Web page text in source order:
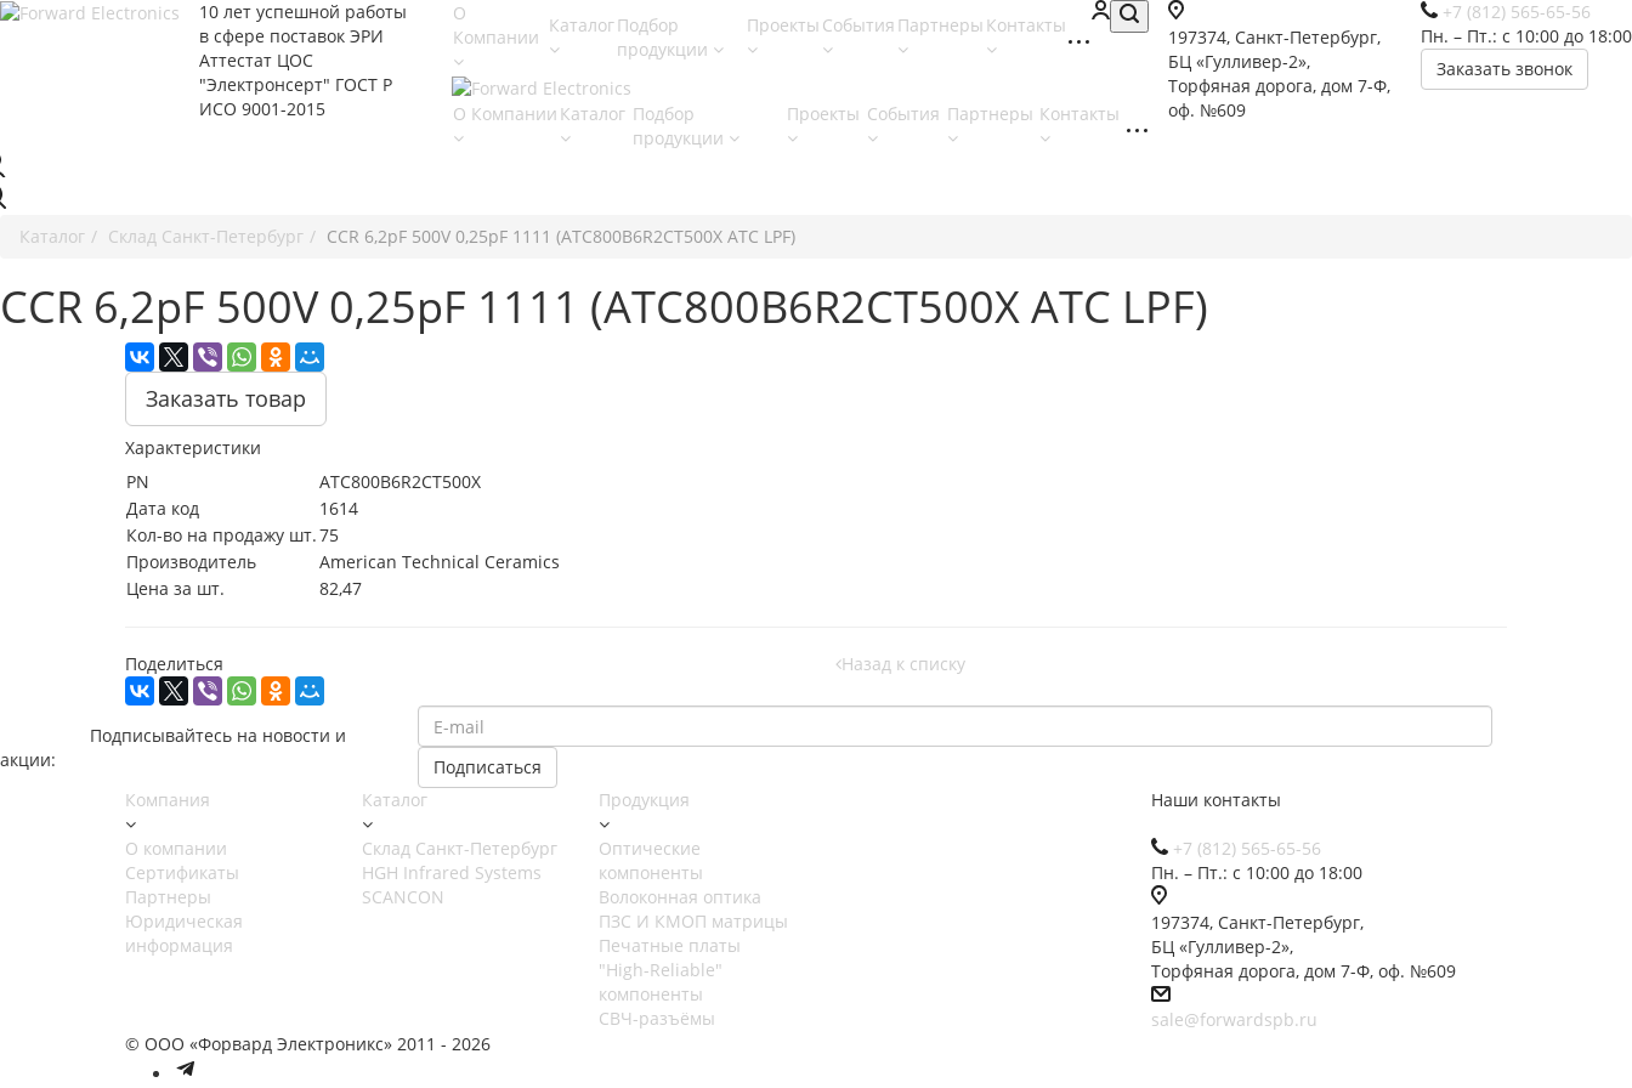
10 лет успешной работы
в сфере поставок ЭРИ
Аттестат ЦОС
"Электронсерт" ГОСТ Р
ИСО 9001-2015
+7 (812) 565-65-56
Пн. – Пт.: с 10:00 до 18:00
Заказать звонок
197374, Санкт-Петербург,
БЦ «Гулливер-2»,
Торфяная дорога, дом 7-Ф,
оф. №609
О
Компании
КаталогПодбор
продукции
Проекты События Партнеры Контакты
О Компании Каталог Подбор
продукции
Проекты События Партнеры Контакты
Каталог Cклад Санкт-Петербург CCR 6,2pF 500V 0,25pF 1111 (ATC800B6R2CT500X ATC LPF)
CCR 6,2pF 500V 0,25pF 1111 (ATC800B6R2CT500X ATC LPF)
Заказать товар
Характеристики
PN
ATC800B6R2CT500X
Дата код
1614
Кол-во на продажу шт.75
Производитель
American Technical Ceramics
Цена за шт.
82,47
Поделиться Назад к списку
Подписывайтесь на новости и
акции:
Компания
О компании
Сертификаты
Партнеры
Юридическая
информация
Каталог
Cклад Санкт-Петербург
HGH Infrared Systems
SCANCON
Продукция
Оптические
компоненты
Волоконная оптика
ПЗС И КМОП матрицы
Печатные платы
"High-Reliable"
компоненты
СВЧ-разъёмы
Наши контакты
+7 (812) 565-65-56
Пн. – Пт.: с 10:00 до 18:00
197374, Санкт-Петербург,
БЦ «Гулливер-2»,
Торфяная дорога, дом 7-Ф, оф. №609
sale@forwardspb.ru
© ООО «Форвард Электроникс» 2011 - 2026